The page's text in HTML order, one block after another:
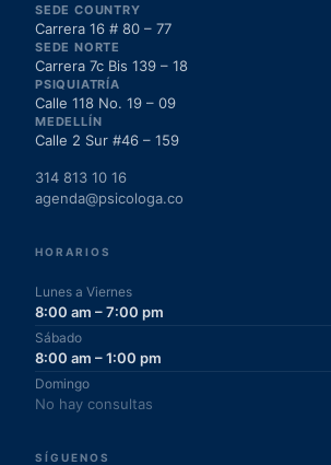
SEDE COUNTRY
Carrera 16 # 80 – 77
SEDE NORTE
Carrera 7c Bis 139 – 18
PSIQUIATRÍA
Calle 118 No. 19 – 09
MEDELLÍN
Calle 2 Sur #46 – 159
314 813 10 16
agenda@psicologa.co
HORARIOS
Lunes a Viernes
8:00 am – 7:00 pm
Sábado
8:00 am – 1:00 pm
Domingo
No hay consultas
SÍGUENOS